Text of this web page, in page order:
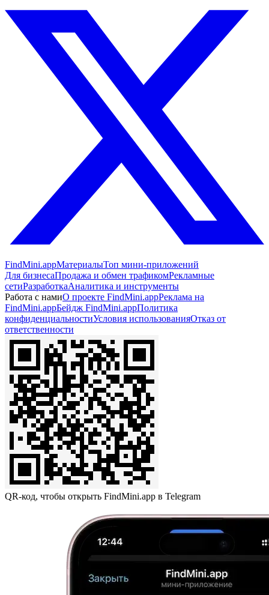
FindMini.appМатериалыТоп мини-приложений
Для бизнесаПродажа и обмен трафикомРекламные
сетиРазработкаАналитика и инструменты
Работа с намиО проекте FindMini.appРеклама на
FindMini.appБейдж FindMini.appПолитика
конфиденциальностиУсловия использованияОтказ от
ответственности
QR-код, чтобы открыть FindMini.app в Telegram